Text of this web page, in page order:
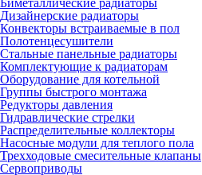
Биметаллические радиаторы
Дизайнерские радиаторы
Конвекторы встраиваемые в пол
Полотенцесушители
Стальные панельные радиаторы
Комплектующие к радиаторам
Оборудование для котельной
Группы быстрого монтажа
Редукторы давления
Гидравлические стрелки
Распределительные коллекторы
Насосные модули для теплого пола
Трехходовые смесительные клапаны
Сервоприводы